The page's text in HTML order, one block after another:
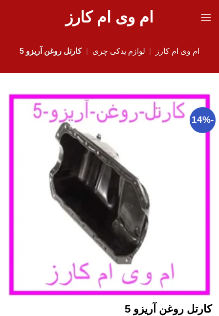
ام وی ام کارز
ام وی ام کارز لوازم یدکی چری کارتل روغن آریزو 5
-14%
کارتل روغن آریزو 5